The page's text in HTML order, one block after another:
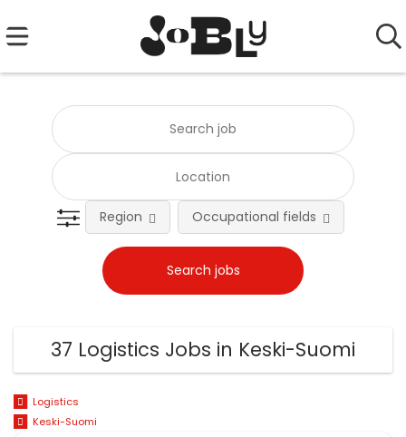
Region Occupational fields
37 Logistics Jobs in Keski-Suomi
Logistics
Keski-Suomi